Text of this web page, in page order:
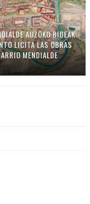
AUZOKO BIDEAK
LICITA LAS OBRAS
MENDIALDE